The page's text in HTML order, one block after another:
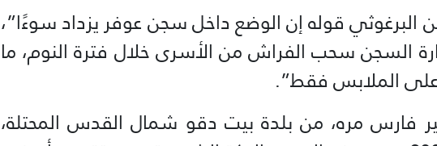
البرغوثي قوله إن الوضع داخل سجن عوفر يزداد سوءًا”،
السجن سحب الفراش من الأسرى خلال فترة النوم، ما
الملابس فقط”.
فارس مره، من بلدة بيت دقو شمال القدس المحتلة،